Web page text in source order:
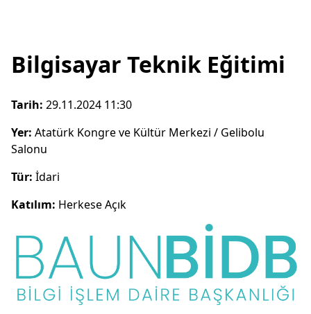
Bilgisayar Teknik Eğitimi
Tarih: 29.11.2024 11:30
Yer: Atatürk Kongre ve Kültür Merkezi / Gelibolu
Salonu
Tür: İdari
Katılım: Herkese Açık